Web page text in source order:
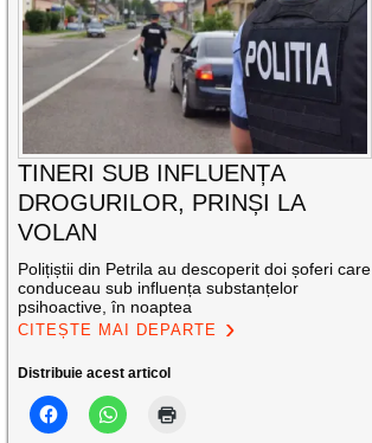
TINERI SUB INFLUENȚA
DROGURILOR, PRINȘI LA
VOLAN
Polițiștii din Petrila au descoperit doi șoferi care
conduceau sub influența substanțelor
psihoactive, în noaptea
CITEȘTE MAI DEPARTE
Distribuie acest articol